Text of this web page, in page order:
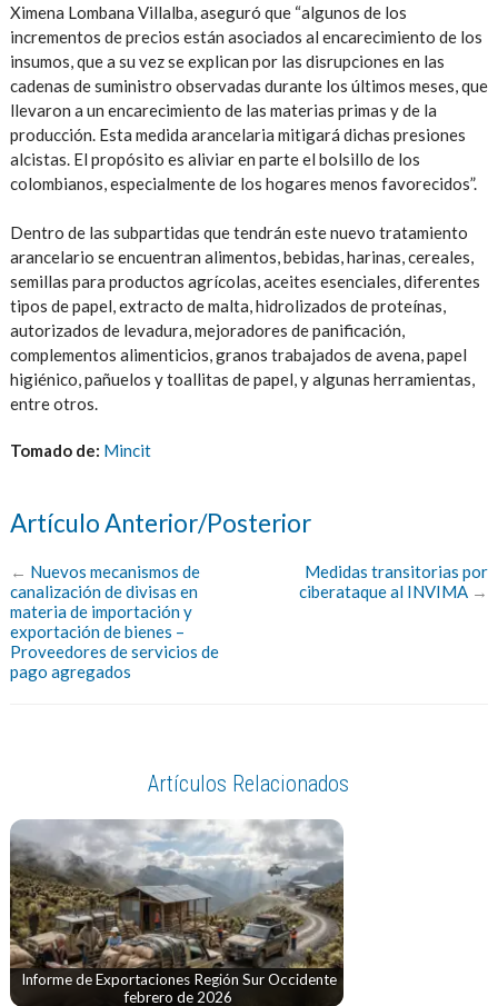
Ximena Lombana Villalba, aseguró que “algunos de los
incrementos de precios están asociados al encarecimiento de los
insumos, que a su vez se explican por las disrupciones en las
cadenas de suministro observadas durante los últimos meses, que
llevaron a un encarecimiento de las materias primas y de la
producción. Esta medida arancelaria mitigará dichas presiones
alcistas. El propósito es aliviar en parte el bolsillo de los
colombianos, especialmente de los hogares menos favorecidos”.
Dentro de las subpartidas que tendrán este nuevo tratamiento
arancelario se encuentran alimentos, bebidas, harinas, cereales,
semillas para productos agrícolas, aceites esenciales, diferentes
tipos de papel, extracto de malta, hidrolizados de proteínas,
autorizados de levadura, mejoradores de panificación,
complementos alimenticios, granos trabajados de avena, papel
higiénico, pañuelos y toallitas de papel, y algunas herramientas,
entre otros.
Tomado de: Mincit
Artículo Anterior/Posterior
← Nuevos mecanismos de
canalización de divisas en
materia de importación y
exportación de bienes –
Proveedores de servicios de
pago agregados
Medidas transitorias por
ciberataque al INVIMA →
Artículos Relacionados
Informe de Exportaciones Región Sur Occidente
febrero de 2026